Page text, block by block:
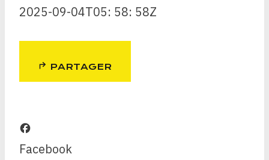
2025-09-04T05: 58: 58Z
PARTAGER
Facebook